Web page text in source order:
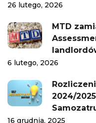
26 lutego, 2026
MTD
6 lutego, 2026
2024/
16 grudnia, 2025